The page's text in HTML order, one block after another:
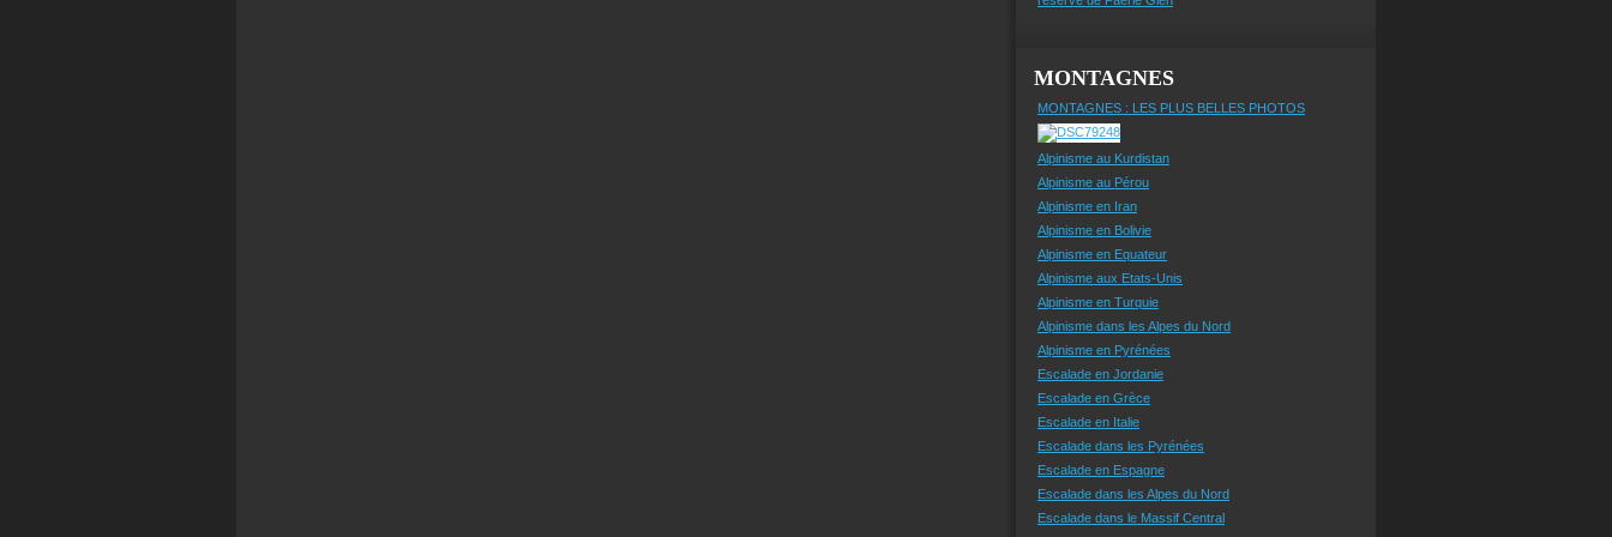
MONTAGNES
MONTAGNES : LES PLUS BELLES PHOTOS
Alpinisme au Kurdistan
Alpinisme au Pérou
Alpinisme en Iran
Alpinisme en Bolivie
Alpinisme en Equateur
Alpinisme aux Etats-Unis
Alpinisme en Turquie
Alpinisme dans les Alpes du Nord
Alpinisme en Pyrénées
Escalade en Jordanie
Escalade en Grèce
Escalade en Italie
Escalade dans les Pyrénées
Escalade en Espagne
Escalade dans les Alpes du Nord
Escalade dans le Massif Central